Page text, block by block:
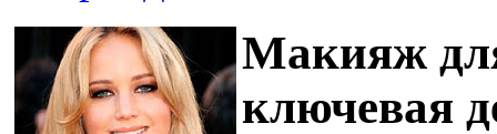
Макияж
ключевая